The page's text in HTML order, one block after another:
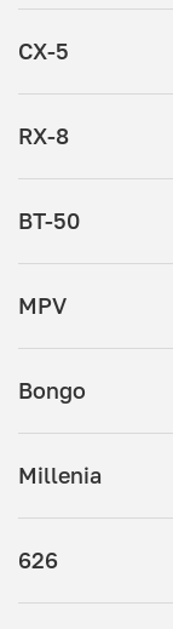
CX-5
RX-8
BT-50
MPV
Bongo
Millenia
626